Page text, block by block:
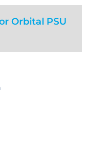
Orbital PSU